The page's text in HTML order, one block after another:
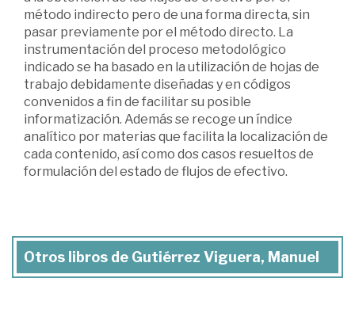
método indirecto pero de una forma directa, sin
pasar previamente por el método directo. La
instrumentación del proceso metodológico
indicado se ha basado en la utilización de hojas de
trabajo debidamente diseñadas y en códigos
convenidos a fin de facilitar su posible
informatización. Además se recoge un índice
analítico por materias que facilita la localización de
cada contenido, así como dos casos resueltos de
formulación del estado de flujos de efectivo.
Otros libros de Gutiérrez Viguera, Manuel